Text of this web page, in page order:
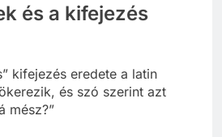
és a kifejezés
kifejezés eredete a latin
és szó szerint azt
mész?”